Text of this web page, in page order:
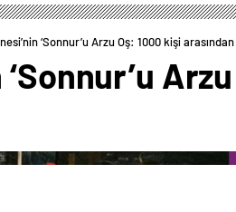
‘Sonnur’u Arzu Oş: 1000 kişi